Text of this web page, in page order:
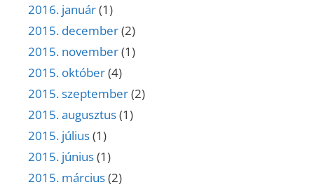
2016. január(1)
2015. december(2)
2015. november(1)
2015. október(4)
2015. szeptember(2)
2015. augusztus(1)
2015. július(1)
2015. június(1)
2015. március(2)